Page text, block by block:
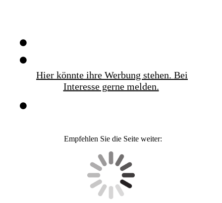
Hier könnte ihre Werbung stehen. Bei
Interesse gerne melden.
Empfehlen Sie die Seite weiter: